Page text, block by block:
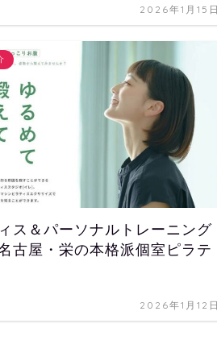
2026年1月15日
ス＆パーソナルトレーニング
古屋・栄の本格派個室ピラテ
2026年1月12日